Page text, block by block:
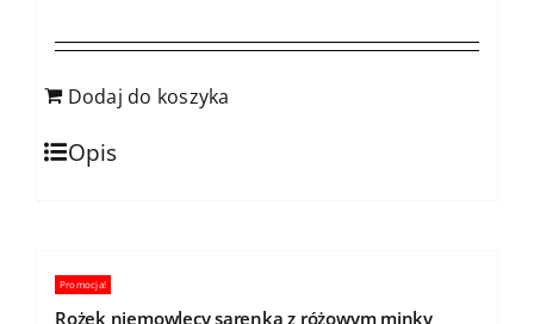
Dodaj do koszyka
Opis
Promocja!
Rożek niemowlęcy sarenka z różowym minky